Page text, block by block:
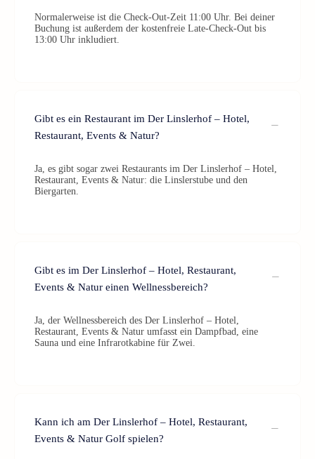
Normalerweise ist die Check-Out-Zeit 11:00 Uhr. Bei deiner
Buchung ist außerdem der kostenfreie Late-Check-Out bis
13:00 Uhr inkludiert.
Gibt es ein Restaurant im Der Linslerhof – Hotel,
Restaurant, Events & Natur?
Ja, es gibt sogar zwei Restaurants im Der Linslerhof – Hotel,
Restaurant, Events & Natur: die Linslerstube und den
Biergarten.
Gibt es im Der Linslerhof – Hotel, Restaurant,
Events & Natur einen Wellnessbereich?
Ja, der Wellnessbereich des Der Linslerhof – Hotel,
Restaurant, Events & Natur umfasst ein Dampfbad, eine
Sauna und eine Infrarotkabine für Zwei.
Kann ich am Der Linslerhof – Hotel, Restaurant,
Events & Natur Golf spielen?